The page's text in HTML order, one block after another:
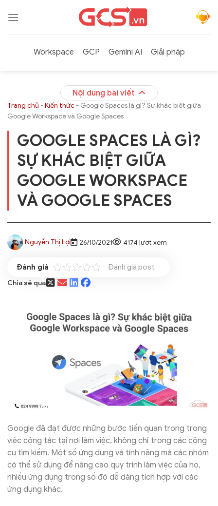
qua
Workspace
GCP Gemini AI Giải pháp
Nội dung bài viết
Trang chủ -Kiến thức - Google Spaces là gì? Sự khác biệt giữa
Google Workspace và Google Spaces
GOOGLE SPACES LÀ GÌ?
SỰ KHÁC BIỆT GIỮA
GOOGLE WORKSPACE
VÀ GOOGLE SPACES
Nguyễn Thị Lợi 26/10/2021 4174 lượt xem
Đánh giá post
Chia sẻ qua
Google đã đạt được những bước tiến quan trọng trong
việc cộng tác tại nơi làm việc, không chỉ trong các công
cụ tìm kiếm. Một số ứng dụng và tính năng mà các nhóm
có thể sử dụng để nâng cao quy trình làm việc của họ,
nhiều ứng dụng trong số đó dễ dàng tích hợp với các
ứng dụng khác.